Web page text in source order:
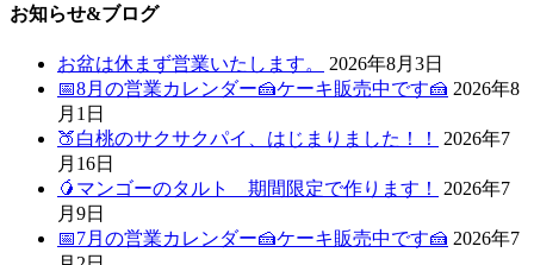
お知らせ&ブログ
お盆は休まず営業いたします。
2026年8月3日
📅8月の営業カレンダー🍰ケーキ販売中です🍰 2026年8
月1日
🍑白桃のサクサクパイ、はじまりました！！
2026年7
月16日
🥭マンゴーのタルト 期間限定で作ります！
2026年7
月9日
📅7月の営業カレンダー🍰ケーキ販売中です🍰 2026年7